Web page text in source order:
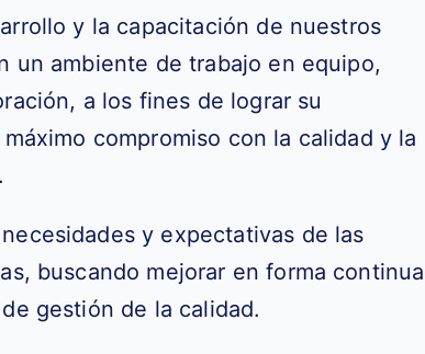
y la capacitación de nuestros
un ambiente de trabajo en equipo,
a los fines de lograr su
máximo compromiso con la calidad y la
y expectativas de las
buscando mejorar en forma continua
gestión de la calidad.